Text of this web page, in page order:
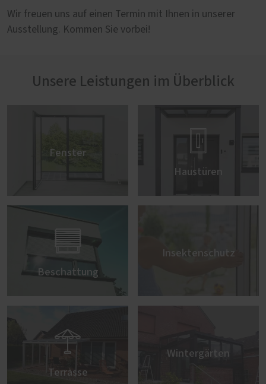
Wir freuen uns auf einen Termin mit Ihnen in unserer
Ausstellung. Kommen Sie vorbei!
Unsere Leistungen im Überblick
Fenster 
Haustüren

Beschattung
Insektenschutz

Terrasse
Wintergärten